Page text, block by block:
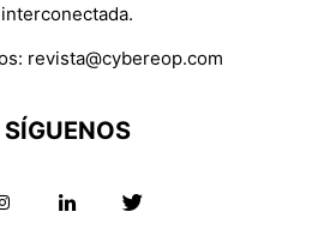
interconectada.
revista@cybereop.com
SÍGUENOS